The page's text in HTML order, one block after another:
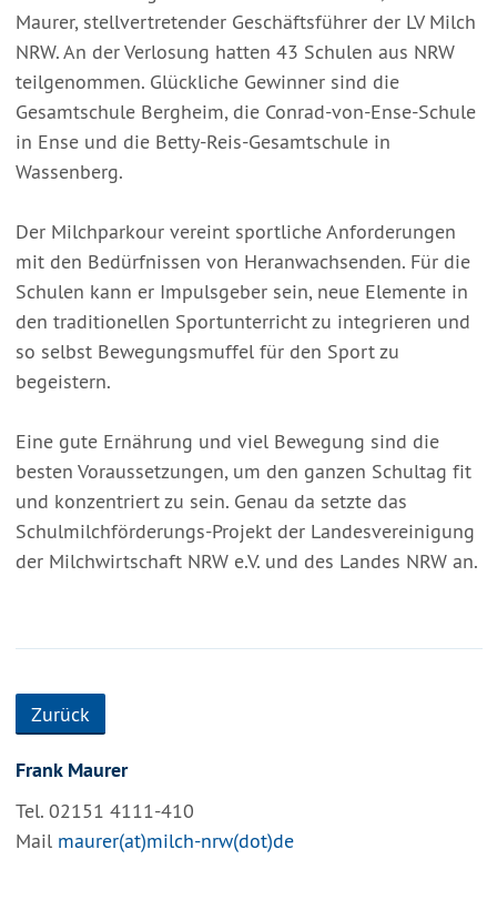
Maurer, stellvertretender Geschäftsführer der LV Milch
NRW. An der Verlosung hatten 43 Schulen aus NRW
teilgenommen. Glückliche Gewinner sind die
Gesamtschule Bergheim, die Conrad-von-Ense-Schule
in Ense und die Betty-Reis-Gesamtschule in
Wassenberg.
Der Milchparkour vereint sportliche Anforderungen
mit den Bedürfnissen von Heranwachsenden. Für die
Schulen kann er Impulsgeber sein, neue Elemente in
den traditionellen Sportunterricht zu integrieren und
so selbst Bewegungsmuffel für den Sport zu
begeistern.
Eine gute Ernährung und viel Bewegung sind die
besten Voraussetzungen, um den ganzen Schultag fit
und konzentriert zu sein. Genau da setzte das
Schulmilchförderungs-Projekt der Landesvereinigung
der Milchwirtschaft NRW e.V. und des Landes NRW an.
Zurück
Frank Maurer
Tel. 02151 4111-410
Mail maurer(at)milch-nrw(dot)de